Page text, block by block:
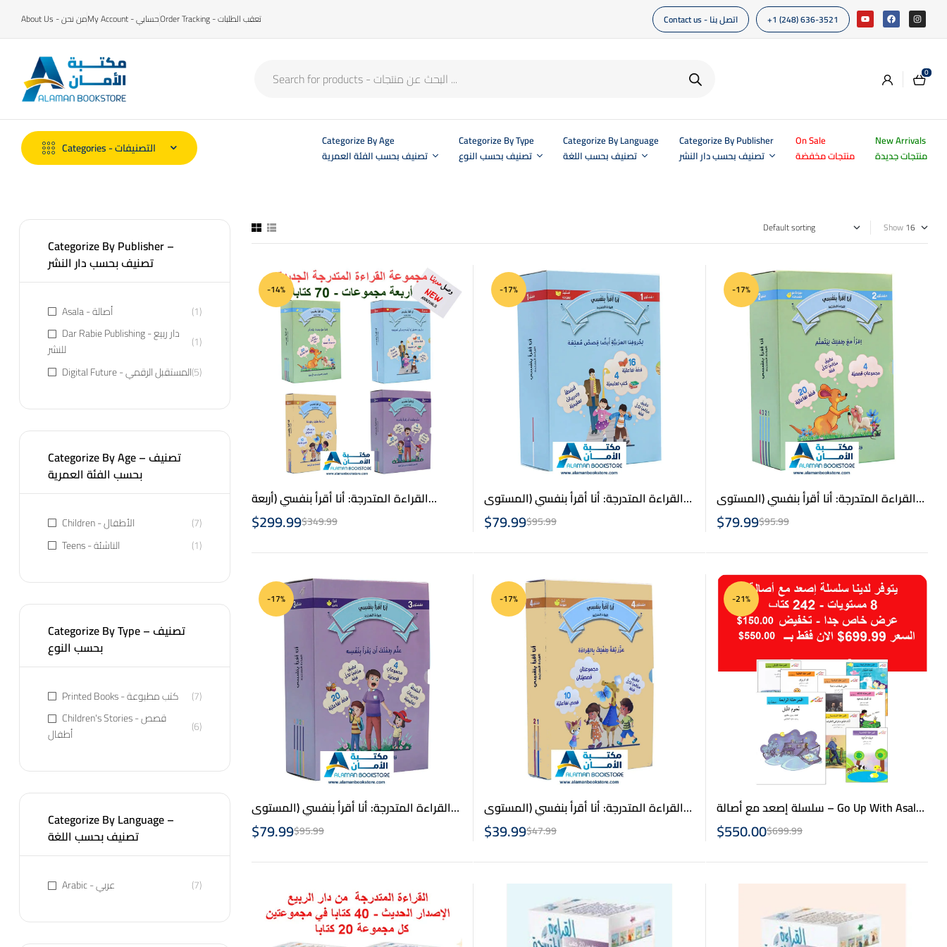
About Us - من نحن My Account - حسابي Order Tracking - تعقب الطلبات Contact us - اتصل بنا +1 (248) 636-3521
0
Categories - التصنيفات
Categorize By Age
تصنيف بحسب الفئة العمرية
Categorize By Type
تصنيف بحسب النوع
Categorize By Language
تصنيف بحسب اللغة
Categorize By Publisher
تصنيف بحسب دار النشر
On Sale
منتجات مخفضة
New Arrivals
منتجات جديدة
Show
-14%
القراءة المتدرجة: أنا أقرأ بنفسي (أربعة
مجموعات) – Arabic Graded Reading – 4
Setss
$349.99
$299.99
-17%
القراءة المتدرجة: أنا أقرأ بنفسي (المستوى
1) – Arabic Graded Reading
$95.99
$79.99
-17%
القراءة المتدرجة: أنا أقرأ بنفسي (المستوى
2) – Arabic Graded Reading
$95.99
$79.99
-17%
القراءة المتدرجة: أنا أقرأ بنفسي (المستوى
3) – Arabic Graded Reading
$95.99
$79.99
-17%
القراءة المتدرجة: أنا أقرأ بنفسي (المستوى
4) – Arabic Graded Reading
$47.99
$39.99
-21%
سلسلة إصعد مع أصالة – Go Up With Asala
Series
$699.99
$550.00
Categorize By Publisher –
تصنيف بحسب دار النشر
Asala - أصالة
(1)
Dar Rabie Publishing - دار ربيع
للنشر
(1)
Digital Future - المستقبل الرقمي(5)
Categorize By Age – تصنيف
بحسب الفئة العمرية
Children - الأطفال
(7)
Teens - الناشئة
(1)
Categorize By Type – تصنيف
بحسب النوع
Printed Books - كتب مطبوعة
(7)
Children's Stories - قصص
أطفال
(6)
Categorize By Language –
تصنيف بحسب اللغة
Arabic - عربي (7)